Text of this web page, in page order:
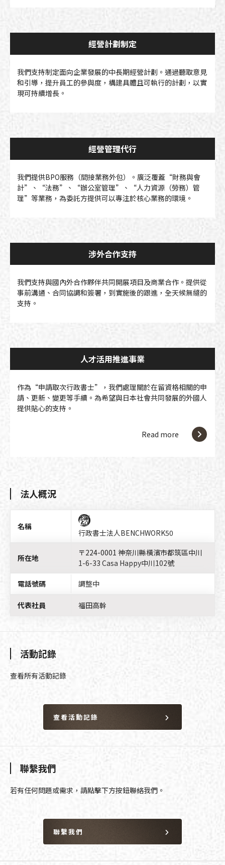
經營計劃制定
我們支持制定面向企業發展的中長期經營計劃。通過聽取意見
和引導，提升員工的參與度，構建具體且可執行的計劃，以實
現可持續增長。
經營管理代行
我們提供BPO服務（間接業務外包）。廣泛覆蓋“財務與會
計”、“法務”、“辦公室管理”、“人力資源（勞務）管
理”等業務，為委託方提供可以專注於核心業務的環境。
涉外合作支持
我們支持與國內外合作夥伴共同開展項目及商業合作。提供從
事前溝通、合同協調和簽署，到實施後的跟進，全天候無縫的
支持。
人才活用推進事業
作為“申請取次行政書士”，我們處理關於在留資格相關的申
請、更新、變更等手續。為希望與日本社會共同發展的外國人
提供貼心的支持。
Read more
法人概況
名稱
行政書士法人BENCHWORK50
所在地
〒224-0001 神奈川縣橫濱市都筑區中川
1-6-33 Casa Happy中川102號
電話號碼 調整中
代表社員 福田高幹
活動記錄
查看所有活動記錄
查看活動記錄
聯繫我們
若有任何問題或需求，請點擊下方按鈕聯絡我們。
聯繫我們